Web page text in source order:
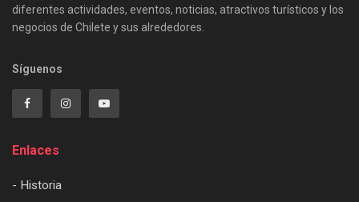
diferentes actividades, eventos, noticias, atractivos turísticos y los
negocios de Chilete y sus alrededores.
Síguenos
Enlaces
- Historia